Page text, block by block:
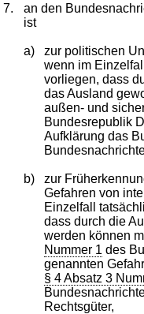
7.
an den
ist
a)
zur politischen
wenn im
vorliegen, dass
das Ausland
außen- und
Bundesrepublik
Aufklärung das
b)
zur
Gefahren von
Einzelfall
dass durch die
werden können
Nummer 1 des
genannten
§ 4 Absatz 3
Rechtsgüter,